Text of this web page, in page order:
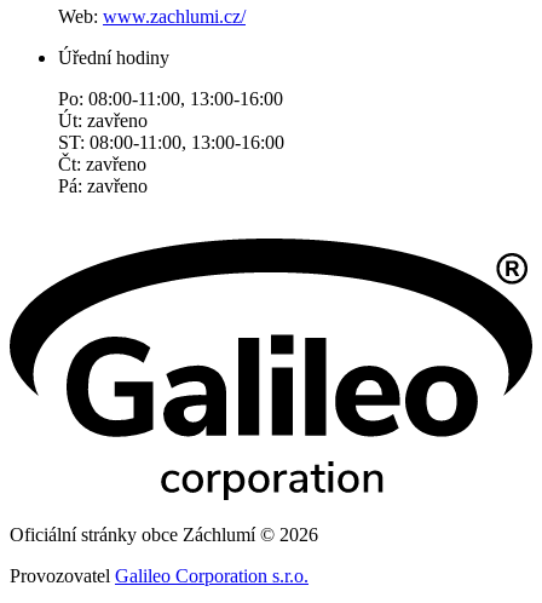
Web: www.zachlumi.cz/
Úřední hodiny
Po: 08:00-11:00, 13:00-16:00
Út: zavřeno
ST: 08:00-11:00, 13:00-16:00
Čt: zavřeno
Pá: zavřeno
Oficiální stránky obce Záchlumí © 2026
Provozovatel Galileo Corporation s.r.o.